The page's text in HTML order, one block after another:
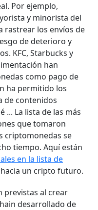
Por ejemplo,
y minorista del
rastrear los envíos de
de deterioro y
KFC, Starbucks y
han
como pago de
ha permitido los
de contenidos
... La lista de las más
que tomaron
criptomonedas se
tiempo. Aquí están
en la lista de
un cripto futuro.
previstas al crear
desarrollado de